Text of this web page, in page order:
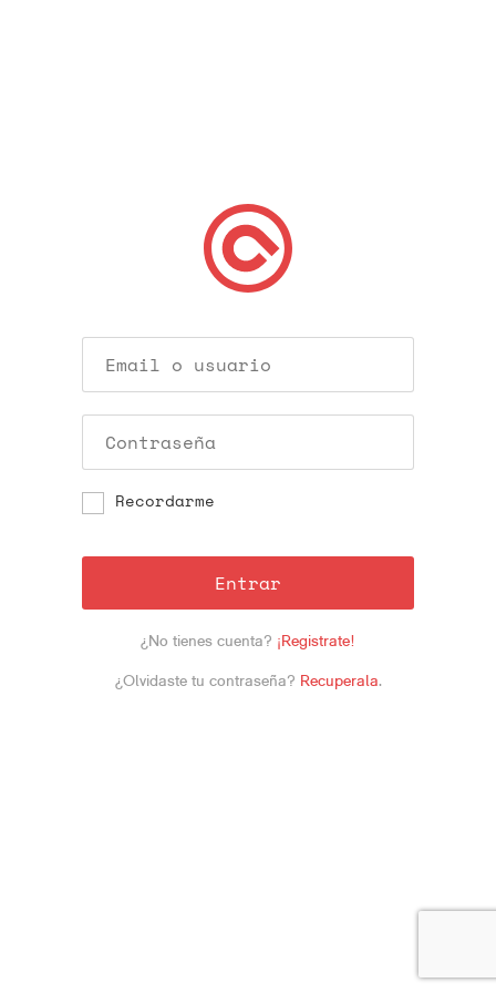
Recordarme
Entrar
¿No tienes cuenta? ¡Registrate!
¿Olvidaste tu contraseña? Recuperala.